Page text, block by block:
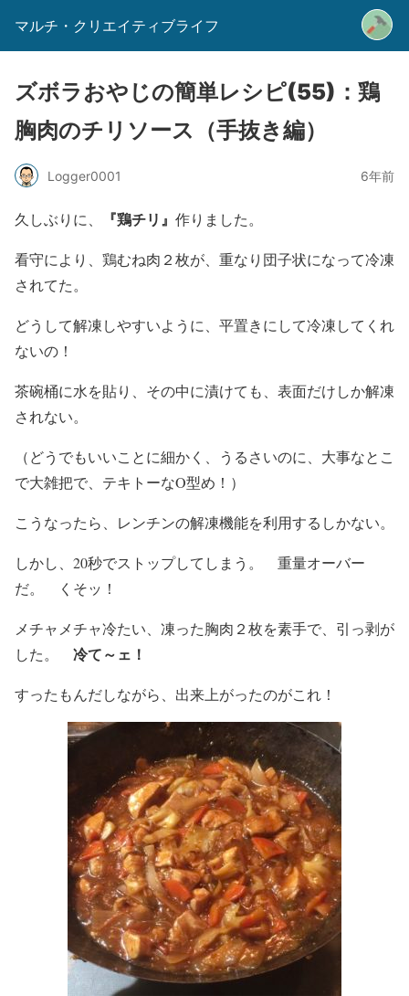
マルチ・クリエイティブライフ
ズボラおやじの簡単レシピ(55)：鶏
胸肉のチリソース（手抜き編）
Logger0001 6年前
久しぶりに、 『鶏チリ』 作りました。
看守により、鶏むね肉２枚が、重なり団子状になって冷凍
されてた。
どうして解凍しやすいように、平置きにして冷凍してくれ
ないの！
茶碗桶に水を貼り、その中に漬けても、表面だけしか解凍
されない。
（どうでもいいことに細かく、うるさいのに、大事なとこ
で大雑把で、テキトーなO型め！）
こうなったら、レンチンの解凍機能を利用するしかない。
しかし、20秒でストップしてしまう。 重量オーバー
だ。 くそッ！
メチャメチャ冷たい、凍った胸肉２枚を素手で、引っ剥が
した。 冷て～ェ！
すったもんだしながら、出来上がったのがこれ！